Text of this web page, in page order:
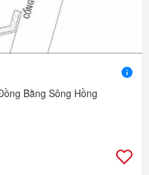
Bằng Sông Hồng